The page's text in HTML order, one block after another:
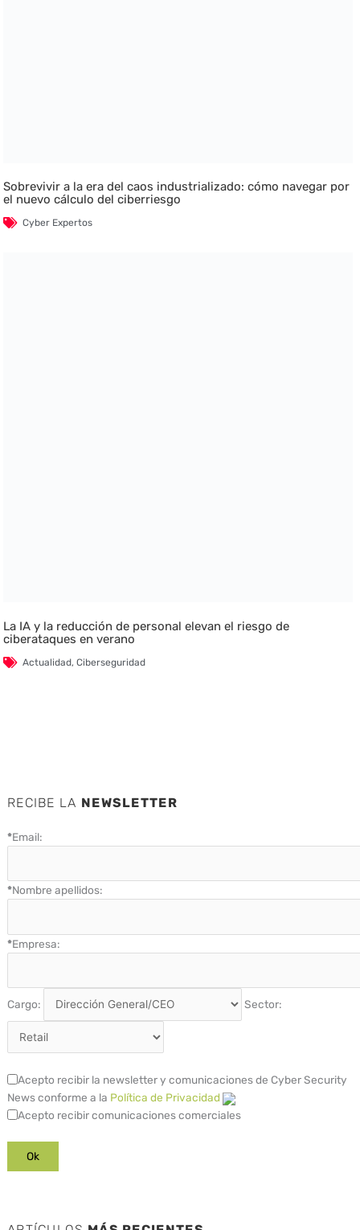
Sobrevivir a la era del caos industrializado: cómo navegar por
el nuevo cálculo del ciberriesgo
Cyber Expertos
La IA y la reducción de personal elevan el riesgo de
ciberataques en verano
Actualidad,Ciberseguridad
RECIBE LA NEWSLETTER
*Email:
*Nombre apellidos:
*Empresa:
Cargo: Sector:
Acepto recibir la newsletter y comunicaciones de Cyber Security
News conforme a la Política de Privacidad
Acepto recibir comunicaciones comerciales